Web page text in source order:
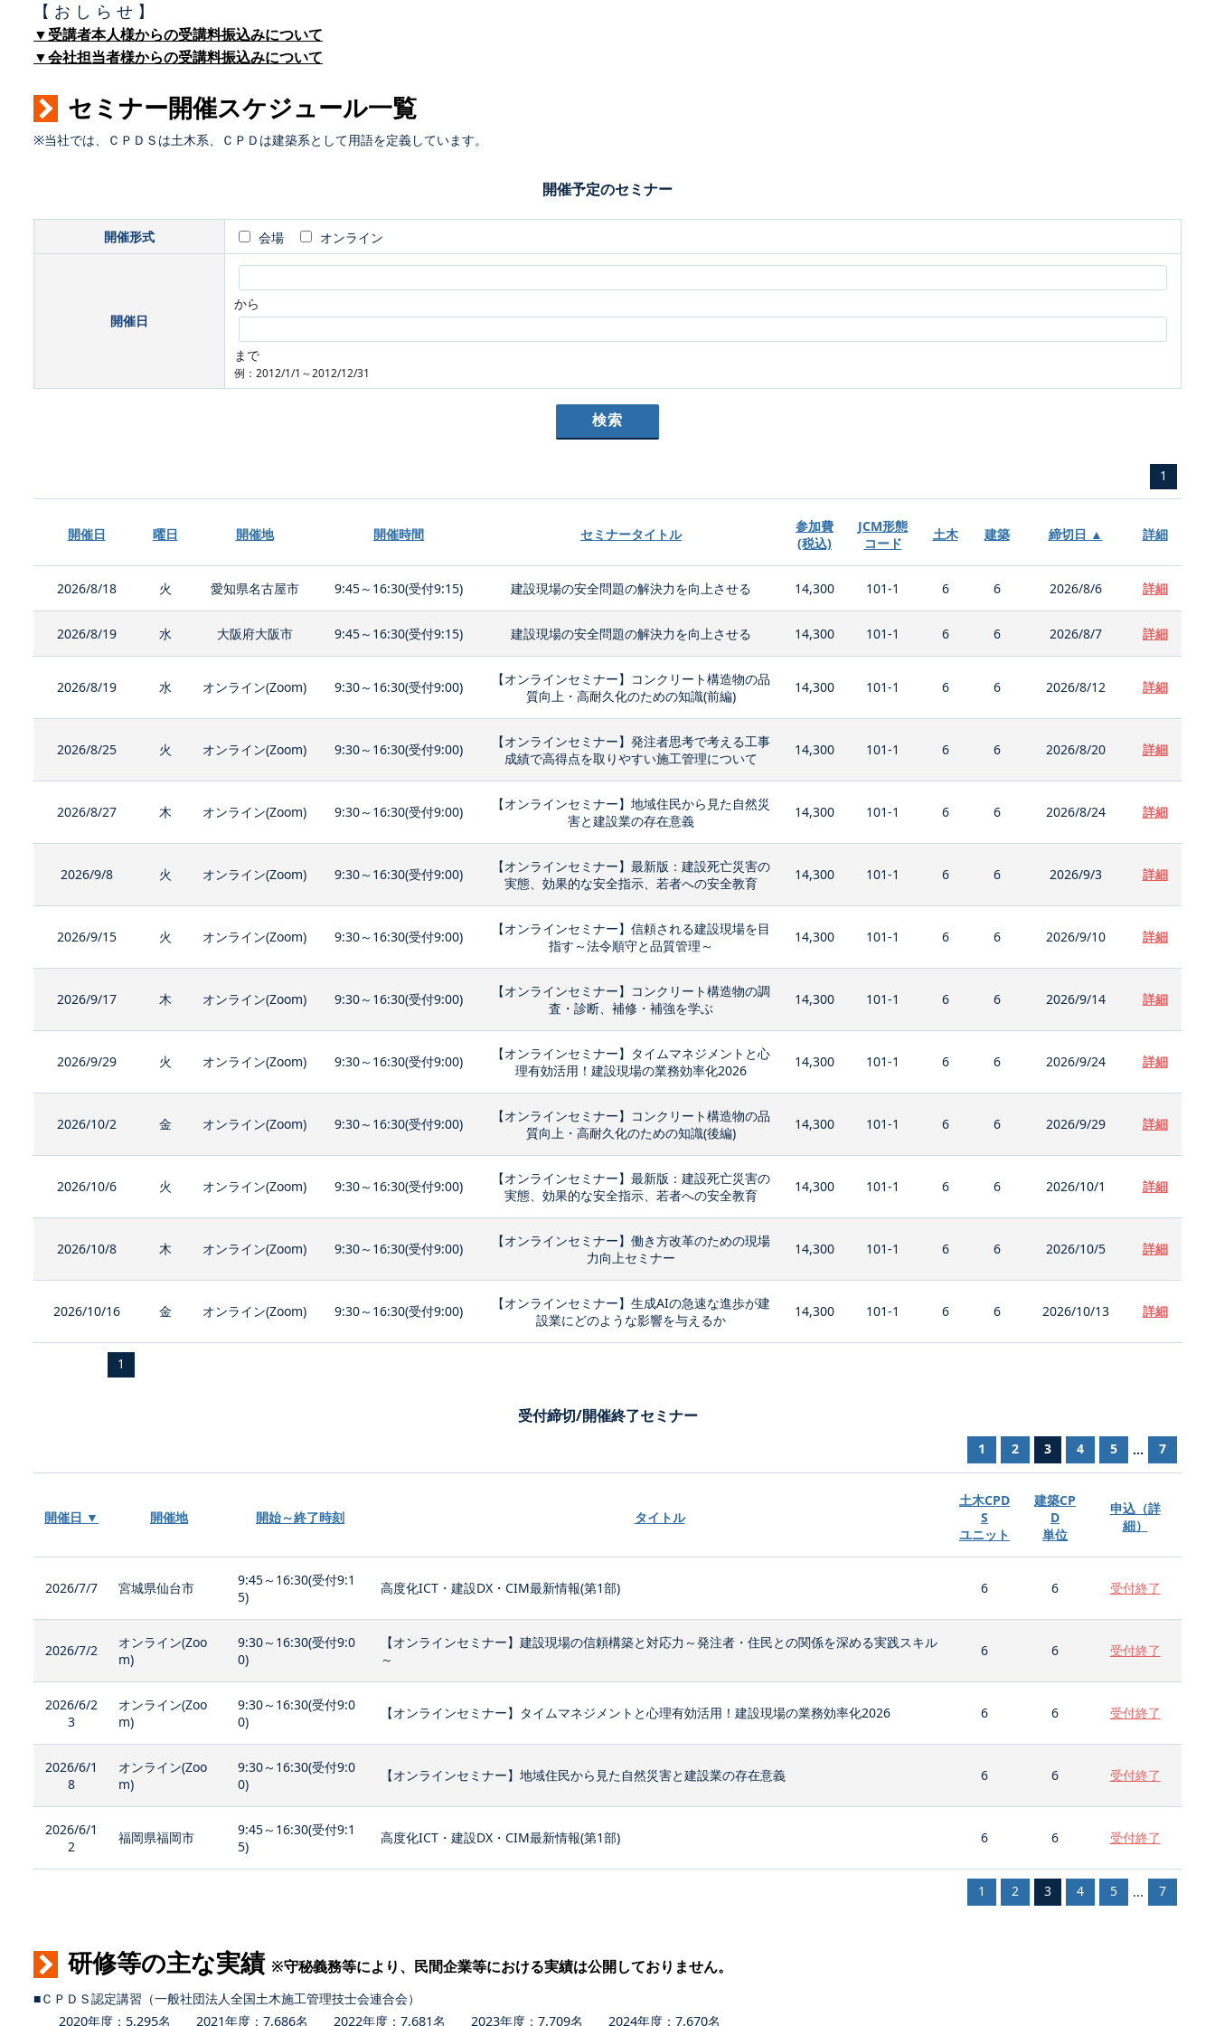
【 お し ら せ 】
▼受講者本人様からの受講料振込みについて
▼会社担当者様からの受講料振込みについて
セミナー開催スケジュール一覧
※当社では、ＣＰＤＳは土木系、ＣＰＤは建築系として用語を定義しています。
開催予定のセミナー
開催形式 会場 オンライン
開催日
から
まで
例：2012/1/1～2012/12/31
1
開催日 曜日 開催地 開催時間 セミナータイトル
参加費
(税込)
JCM形態
コード
土木 建築 締切日 ▲ 詳細
2026/8/18 火 愛知県名古屋市 9:45～16:30(受付9:15) 建設現場の安全問題の解決力を向上させる 14,300 101-1 6 6 2026/8/6 詳細
2026/8/19 水 大阪府大阪市 9:45～16:30(受付9:15) 建設現場の安全問題の解決力を向上させる 14,300 101-1 6 6 2026/8/7 詳細
2026/8/19 水 オンライン(Zoom) 9:30～16:30(受付9:00)
【オンラインセミナー】コンクリート構造物の品
質向上・高耐久化のための知識(前編)
14,300 101-1 6 6 2026/8/12 詳細
2026/8/25 火 オンライン(Zoom) 9:30～16:30(受付9:00)
【オンラインセミナー】発注者思考で考える工事
成績で高得点を取りやすい施工管理について
14,300 101-1 6 6 2026/8/20 詳細
2026/8/27 木 オンライン(Zoom) 9:30～16:30(受付9:00)
【オンラインセミナー】地域住民から見た自然災
害と建設業の存在意義
14,300 101-1 6 6 2026/8/24 詳細
2026/9/8 火 オンライン(Zoom) 9:30～16:30(受付9:00)
【オンラインセミナー】最新版：建設死亡災害の
実態、効果的な安全指示、若者への安全教育
14,300 101-1 6 6 2026/9/3 詳細
2026/9/15 火 オンライン(Zoom) 9:30～16:30(受付9:00)
【オンラインセミナー】信頼される建設現場を目
指す～法令順守と品質管理～
14,300 101-1 6 6 2026/9/10 詳細
2026/9/17 木 オンライン(Zoom) 9:30～16:30(受付9:00)
【オンラインセミナー】コンクリート構造物の調
査・診断、補修・補強を学ぶ
14,300 101-1 6 6 2026/9/14 詳細
2026/9/29 火 オンライン(Zoom) 9:30～16:30(受付9:00)
【オンラインセミナー】タイムマネジメントと心
理有効活用！建設現場の業務効率化2026
14,300 101-1 6 6 2026/9/24 詳細
2026/10/2 金 オンライン(Zoom) 9:30～16:30(受付9:00)
【オンラインセミナー】コンクリート構造物の品
質向上・高耐久化のための知識(後編)
14,300 101-1 6 6 2026/9/29 詳細
2026/10/6 火 オンライン(Zoom) 9:30～16:30(受付9:00)
【オンラインセミナー】最新版：建設死亡災害の
実態、効果的な安全指示、若者への安全教育
14,300 101-1 6 6 2026/10/1 詳細
2026/10/8 木 オンライン(Zoom) 9:30～16:30(受付9:00)
【オンラインセミナー】働き方改革のための現場
力向上セミナー
14,300 101-1 6 6 2026/10/5 詳細
2026/10/16 金 オンライン(Zoom) 9:30～16:30(受付9:00)
【オンラインセミナー】生成AIの急速な進歩が建
設業にどのような影響を与えるか
14,300 101-1 6 6 2026/10/13 詳細
1
受付締切/開催終了セミナー
1 2 3 4 5 ... 7
開催日 ▼ 開催地 開始～終了時刻 タイトル
土木CPD
S
ユニット
建築CP
D
単位
申込（詳
細）
2026/7/7 宮城県仙台市
9:45～16:30(受付9:1
5)
高度化ICT・建設DX・CIM最新情報(第1部) 6 6 受付終了
2026/7/2
オンライン(Zoo
m)
9:30～16:30(受付9:0
0)
【オンラインセミナー】建設現場の信頼構築と対応力～発注者・住民との関係を深める実践スキル
～
6 6 受付終了
2026/6/2
3
オンライン(Zoo
m)
9:30～16:30(受付9:0
0)
【オンラインセミナー】タイムマネジメントと心理有効活用！建設現場の業務効率化2026 6 6 受付終了
2026/6/1
8
オンライン(Zoo
m)
9:30～16:30(受付9:0
0)
【オンラインセミナー】地域住民から見た自然災害と建設業の存在意義 6 6 受付終了
2026/6/1
2
福岡県福岡市
9:45～16:30(受付9:1
5)
高度化ICT・建設DX・CIM最新情報(第1部) 6 6 受付終了
1 2 3 4 5 ... 7
研修等の主な実績 ※守秘義務等により、民間企業等における実績は公開しておりません。
■ＣＰＤＳ認定講習（一般社団法人全国土木施工管理技士会連合会）
2020年度：5,295名 2021年度：7,686名 2022年度：7,681名 2023年度：7,709名 2024年度：7,670名